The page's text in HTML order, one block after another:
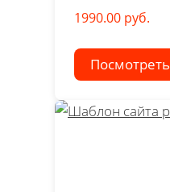
1990.00 руб.
Посмотреть